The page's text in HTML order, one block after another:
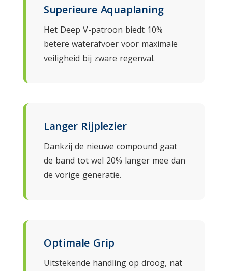
Superieure Aquaplaning
Het Deep V-patroon biedt 10%
betere waterafvoer voor maximale
veiligheid bij zware regenval.
Langer Rijplezier
Dankzij de nieuwe compound gaat
de band tot wel 20% langer mee dan
de vorige generatie.
Optimale Grip
Uitstekende handling op droog, nat